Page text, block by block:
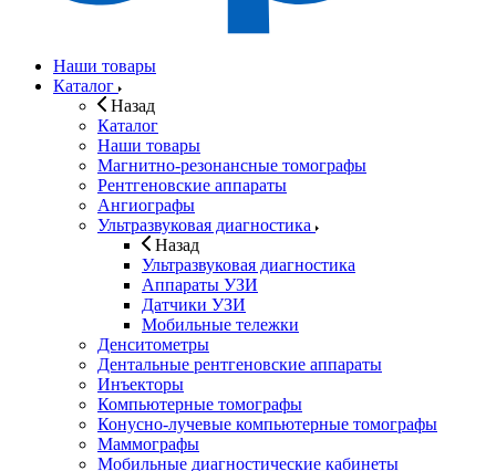
Наши товары
Каталог
Назад
Каталог
Наши товары
Магнитно-резонансные томографы
Рентгеновские аппараты
Ангиографы
Ультразвуковая диагностика
Назад
Ультразвуковая диагностика
Аппараты УЗИ
Датчики УЗИ
Мобильные тележки
Денситометры
Дентальные рентгеновские аппараты
Инъекторы
Компьютерные томографы
Конусно-лучевые компьютерные томографы
Маммографы
Мобильные диагностические кабинеты